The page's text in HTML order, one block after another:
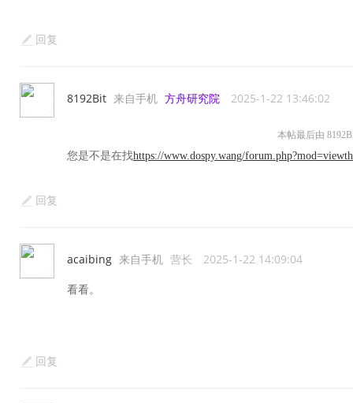
回复
8192Bit 来自手机 方舟研究院 2025-1-22 13:46:02
本帖最后由
您是不是在找https://www.dospy.wang/
回复
acaibing 来自手机 营长 2025-1-22 14:09:04
看看。
回复